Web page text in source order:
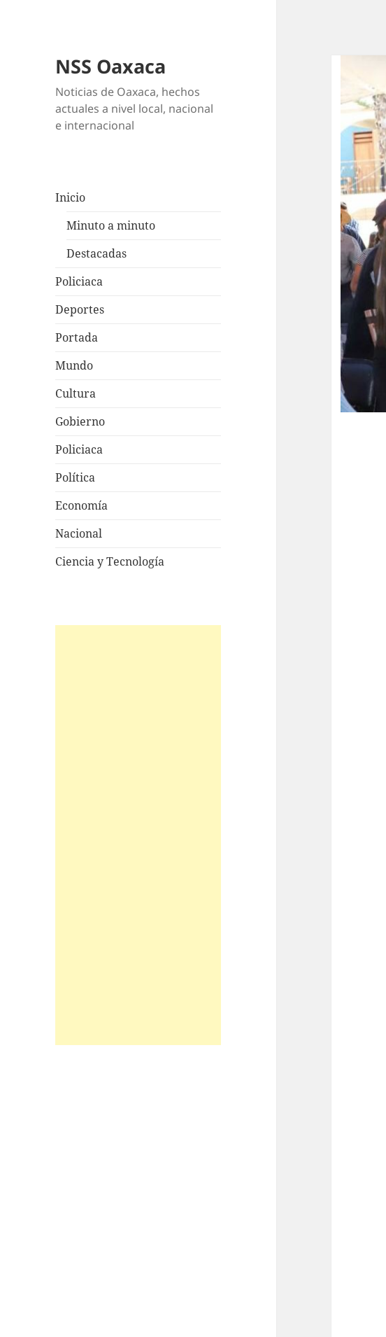
NSS Oaxaca
Noticias de Oaxaca, hechos
actuales a nivel local, nacional
e internacional
Inicio
Minuto a minuto
Destacadas
Policiaca
Deportes
Portada
Mundo
Cultura
Gobierno
Policiaca
Política
Economía
Nacional
Ciencia y Tecnología